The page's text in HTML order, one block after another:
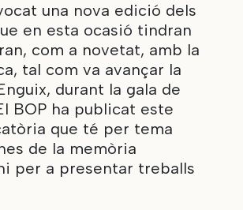
una nova edició dels
en esta ocasió tindran
com a novetat, amb la
tal com va avançar la
durant la gala de
BOP ha publicat este
que té per tema
de la memòria
per a presentar treballs